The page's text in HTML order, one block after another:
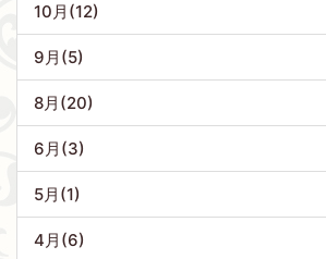
10月(12)
9月(5)
8月(20)
6月(3)
5月(1)
4月(6)